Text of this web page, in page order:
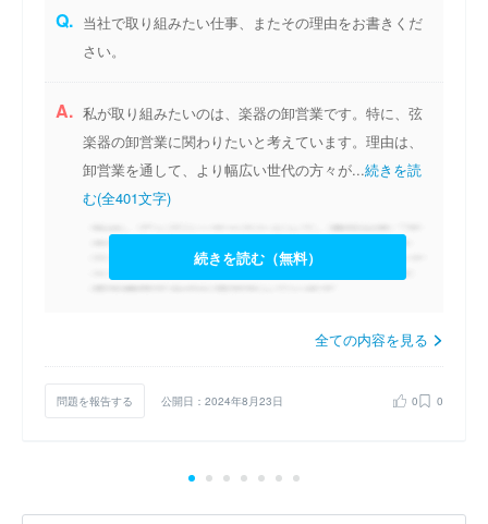
Q. 当社で取り組みたい仕事、またその理由をお書きくだ
さい。
A. 私が取り組みたいのは、楽器の卸営業です。特に、弦
楽器の卸営業に関わりたいと考えています。理由は、
卸営業を通して、より幅広い世代の方々が...続きを読
む(全401文字)
続きを読む（無料）
全ての内容を見る
問題を報告する 公開日：2024年8月23日 0 0